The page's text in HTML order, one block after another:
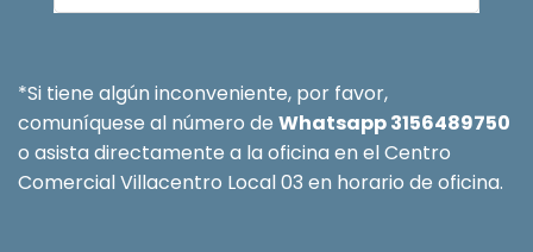
*Si tiene algún inconveniente, por favor,
comuníquese al número de Whatsapp 3156489750
o asista directamente a la oficina en el Centro
Comercial Villacentro Local 03 en horario de oficina.